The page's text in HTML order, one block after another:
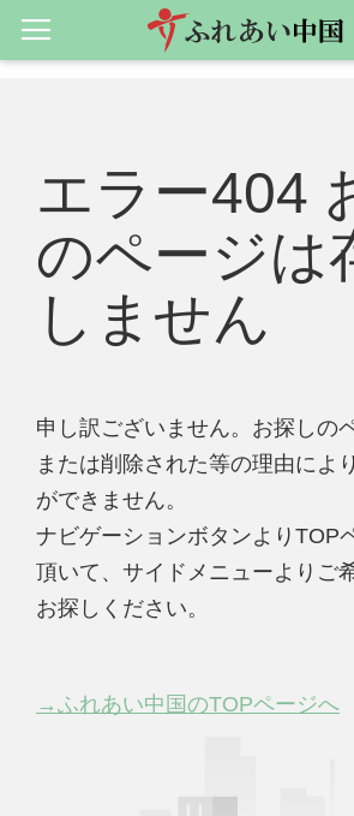
エラー404
のページは
しません
申し訳ございません。お探しの
または削除された等の理由によ
ができません。
ナビゲーションボタンよりTOP
頂いて、サイドメニューよりご
お探しください。
→ふれあい中国のTOPページへ